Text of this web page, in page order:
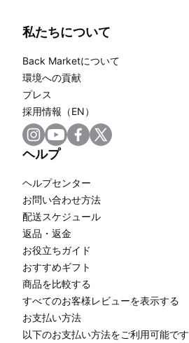
私たちについて
Back Marketについて
環境への貢献
プレス
採用情報（EN）
ヘルプ
ヘルプセンター
お問い合わせ方法
配送スケジュール
返品・返金
お役立ちガイド
おすすめギフト
商品を比較する
すべてのお客様レビューを表示する
お支払い方法
以下のお支払い方法をご利用可能です